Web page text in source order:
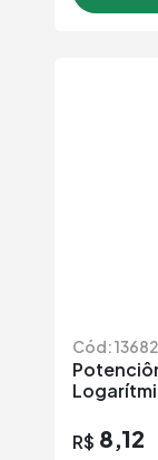
Cód: 13682
R$ 8,12